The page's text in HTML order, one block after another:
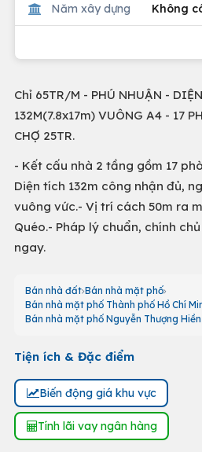
Năm xây dựng Không
Chỉ 65TR/M - PHÚ NHUẬN -
132M(7.8x17m) VUÔNG A4 - 17
CHỢ 25TR.
- Kết cấu nhà 2 tầng gồm 17
Diện tích 132m công nhận đủ,
vuông vức.- Vị trí cách 50m ra
Quéo.- Pháp lý chuẩn, chính
ngay.
Bán nhà đất Bán nhà mặt phố
Bán nhà mặt phố Thành phố Hồ Chí
Bán nhà mặt phố Nguyễn Thượng Hiền
Tiện ích & Đặc điểm
Biến động giá khu vực
Tính lãi vay ngân hàng